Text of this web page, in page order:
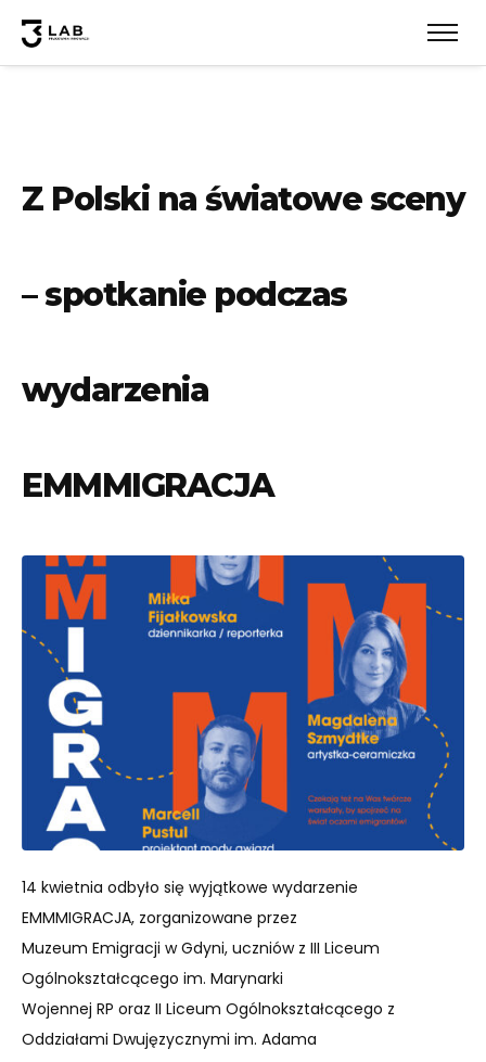
Z Polski na światowe sceny
– spotkanie podczas
wydarzenia
EMMMIGRACJA
14 kwietnia odbyło się wyjątkowe wydarzenie
EMMMIGRACJA, zorganizowane przez
Muzeum Emigracji w Gdyni, uczniów z III Liceum
Ogólnokształcącego im. Marynarki
Wojennej RP oraz II Liceum Ogólnokształcącego z
Oddziałami Dwujęzycznymi im. Adama